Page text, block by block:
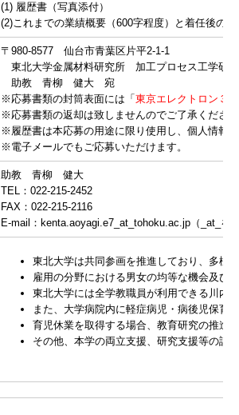
(1) 履歴書（写真添付）
(2)これまでの業績概要（600字程度）と着任後の
〒980-8577 仙台市青葉区片平2-1-1
東北大学金属材料研究所 加工プロセス工学研
助教 青柳 健大 宛
※応募書類の封筒表面には「 東京エレクトロン３
※応募書類の返却は致しませんのでご了承くださ
※履歴書は本応募の用途に限り使用し、個人情報
※電子メールでもご応募いただけます。
助教 青柳 健大
TEL：022-215-2452
FAX：022-215-2116
E-mail：kenta.aoyagi.e7_at_tohoku.ac.jp（_at_を
東北大学は共同参画を推進しており、多様
雇用の分野における男女の均等な機会及び
東北大学には全学教職員が利用できる川内
また、大学病院内に軽症病児・病後児保育
育児休業を取得する場合、教育研究の推進
その他、本学の両立支援、研究支援等の詳